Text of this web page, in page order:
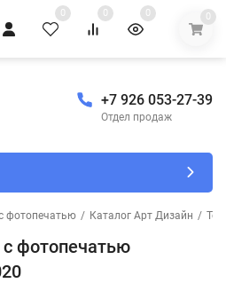
0 0 0 0
+7 926 053-27-39
Отдел продаж
фотопечатью / Каталог Арт Дизайн /
фотопечатью